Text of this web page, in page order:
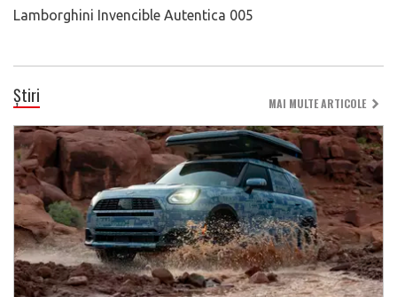
Lamborghini Invencible Autentica 005
Știri MAI MULTE ARTICOLE